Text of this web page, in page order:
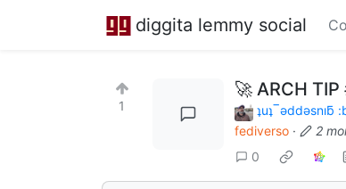
diggita lemmy social
1
🚀 ARCH
ʇuʇ‾ǝddǝsnıƃ
fediverso ·
2
0